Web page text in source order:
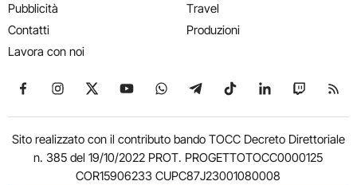
Pubblicità
Contatti
Lavora con noi
Travel
Produzioni
Seguici su Facebook
Seguici su Instagram
Seguici su X
Seguici su YouTube
Seguici su WhatsApp
Seguici su Telegram
Seguici su TikTok
Seguici su
Seguici
Sito realizzato con il contributo bando TOCC Decreto Direttoriale
n. 385 del 19/10/2022 PROT. PROGETTOTOCC0000125
COR15906233 CUPC87J23001080008